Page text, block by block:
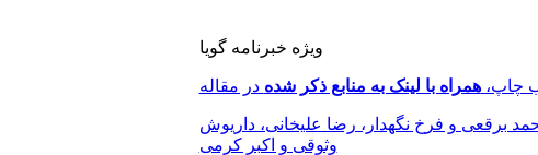
ویژه خبرنامه گویا
چاپ،همراه با لینک به منابع ذکر شده در مقاله
برقعی و فرخ نگهدار، رضا علیخانی، داریوش
وثوقی و اکبر کرمی